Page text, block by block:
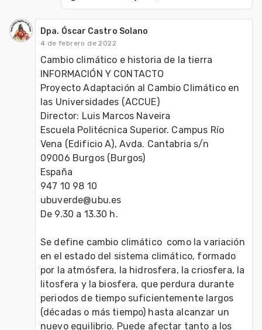
Dpa. Óscar Castro Solano
4 de febrero de 2022
Cambio climático e historia de la tierra
INFORMACIÓN Y CONTACTO
Proyecto Adaptación al Cambio Climático en
las Universidades (ACCUE)
Director: Luis Marcos Naveira
Escuela Politécnica Superior. Campus Río
Vena (Edificio A), Avda. Cantabria s/n
09006 Burgos (Burgos)
España
947 10 98 10
ubuverde@ubu.es
De 9.30 a 13.30 h.
Se define cambio climático  como la variación
en el estado del sistema climático, formado
por la atmósfera, la hidrosfera, la criosfera, la
litosfera y la biosfera, que perdura durante
periodos de tiempo suficientemente largos
(décadas o más tiempo) hasta alcanzar un
nuevo equilibrio. Puede afectar tanto a los